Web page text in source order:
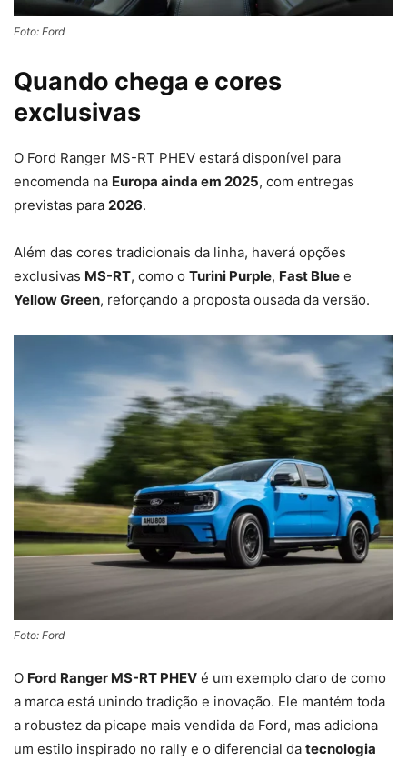
Foto: Ford
Quando chega e cores
exclusivas
O Ford Ranger MS-RT PHEV estará disponível para
encomenda na Europa ainda em 2025, com entregas
previstas para 2026.
Além das cores tradicionais da linha, haverá opções
exclusivas MS-RT, como o Turini Purple, Fast Blue e
Yellow Green, reforçando a proposta ousada da versão.
Foto: Ford
O Ford Ranger MS-RT PHEV é um exemplo claro de como
a marca está unindo tradição e inovação. Ele mantém toda
a robustez da picape mais vendida da Ford, mas adiciona
um estilo inspirado no rally e o diferencial da tecnologia